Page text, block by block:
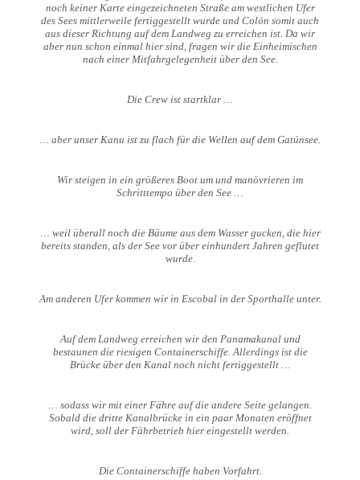
noch keiner Karte eingezeichneten Straße am westlichen Ufer
des Sees mittlerweile fertiggestellt wurde und Colón somit auch
aus dieser Richtung auf dem Landweg zu erreichen ist. Da wir
aber nun schon einmal hier sind, fragen wir die Einheimischen
nach einer Mitfahrgelegenheit über den See.
Die Crew ist startklar …
… aber unser Kanu ist zu flach für die Wellen auf dem Gatúnsee.
Wir steigen in ein größeres Boot um und manövrieren im
Schritttempo über den See …
… weil überall noch die Bäume aus dem Wasser gucken, die hier
bereits standen, als der See vor über einhundert Jahren geflutet
wurde.
Am anderen Ufer kommen wir in Escobal in der Sporthalle unter.
Auf dem Landweg erreichen wir den Panamakanal und
bestaunen die riesigen Containerschiffe. Allerdings ist die
Brücke über den Kanal noch nicht fertiggestellt …
… sodass wir mit einer Fähre auf die andere Seite gelangen.
Sobald die dritte Kanalbrücke in ein paar Monaten eröffnet
wird, soll der Fährbetrieb hier eingestellt werden.
Die Containerschiffe haben Vorfahrt.